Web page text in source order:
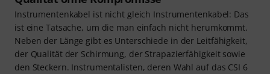
Instrumentenkabel ist nicht gleich Instrumentenkabel: Das
ist eine Tatsache, um die man einfach nicht herumkommt.
Neben der Länge gibt es Unterschiede in der Leitfähigkeit,
der Qualität der Schirmung, der Strapazierfähigkeit sowie
den Steckern. Instrumentalisten, deren Wahl auf das CSI 6